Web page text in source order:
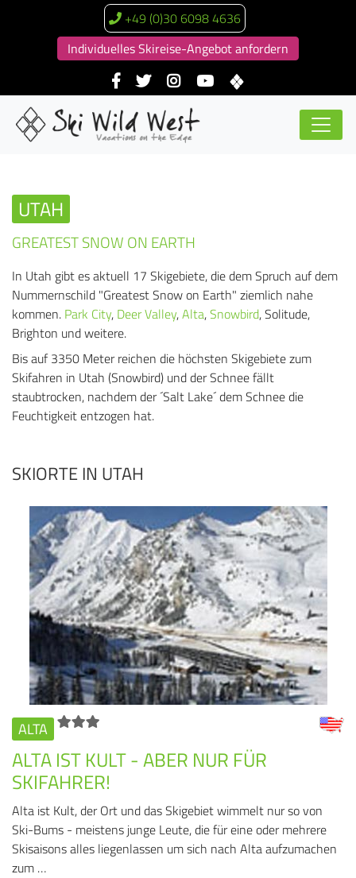
+49 (0)30 6098 4636
Individuelles Skireise-Angebot anfordern
UTAH
GREATEST SNOW ON EARTH
In Utah gibt es aktuell 17 Skigebiete, die dem Spruch auf dem
Nummernschild "Greatest Snow on Earth" ziemlich nahe
kommen. Park City, Deer Valley,Alta,Snowbird, Solitude,
Brighton und weitere.
Bis auf 3350 Meter reichen die höchsten Skigebiete zum
Skifahren in Utah (Snowbird) und der Schnee fällt
staubtrocken, nachdem der ´Salt Lake´ dem Schnee die
Feuchtigkeit entzogen hat.
SKIORTE IN UTAH
ALTA
ALTA IST KULT - ABER NUR FÜR
SKIFAHRER!
Alta ist Kult, der Ort und das Skigebiet wimmelt nur so von
Ski-Bums - meistens junge Leute, die für eine oder mehrere
Skisaisons alles liegenlassen um sich nach Alta aufzumachen
zum …